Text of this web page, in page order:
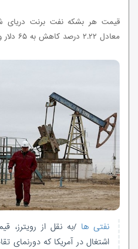
معادل ۲.۲۲ درصد کاهش به ۶۵ دلار و ۵۰ سنت رسید.
نفتی ها/به نقل از رویترز،
اشتغال در آمریکا که دورنمای